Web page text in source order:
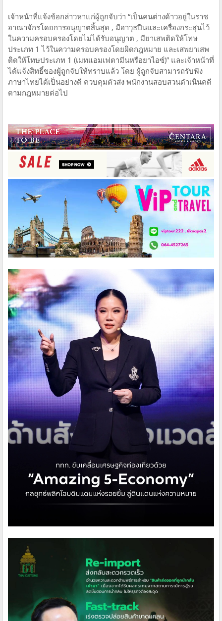
เจ้าหน้าที่แจ้งข้อกล่าวหาแก่ผู้ถูกจับว่า “เป็นคนต่างด้าวอยู่ในราช
อาณาจักรโดยการอนุญาตสิ้นสุด , มีอาวุธปืนและเครื่องกระสุนไว้
ในความครอบครองโดยไม่ได้รับอนุญาต , มียาเสพติดให้โทษ
ประเภท 1 ไว้ในความครอบครองโดยผิดกฎหมาย และเสพยาเสพ
ติดให้โทษประเภท 1 (เมทแอมเฟตามีนหรือยาไอซ์)” และเจ้าหน้าที่
ได้แจ้งสิทธิ์ของผู้ถูกจับให้ทราบแล้ว โดย ผู้ถูกจับสามารถรับฟัง
ภาษาไทยได้เป็นอย่างดี ควบคุมตัวส่ง พนักงานสอบสวนดำเนินคดี
ตามกฎหมายต่อไป